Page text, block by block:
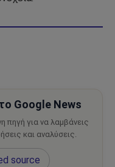
Google News
για να λαμβάνεις
και αναλύσεις.
source